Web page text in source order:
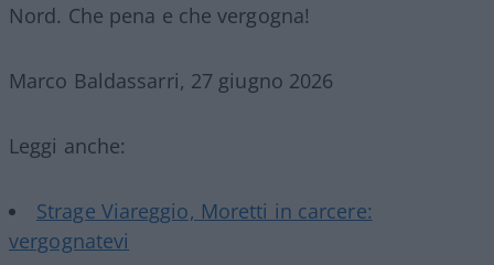
Nord. Che pena e che vergogna!
Marco Baldassarri, 27 giugno 2026
Leggi anche:
Strage Viareggio, Moretti in carcere:
vergognatevi